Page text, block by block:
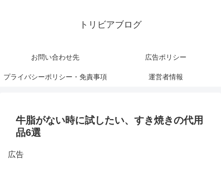
トリビアブログ
お問い合わせ先 広告ポリシー
プライバシーポリシー・免責事項 運営者情報
牛脂がない時に試したい、すき焼きの代用
品6選
広告